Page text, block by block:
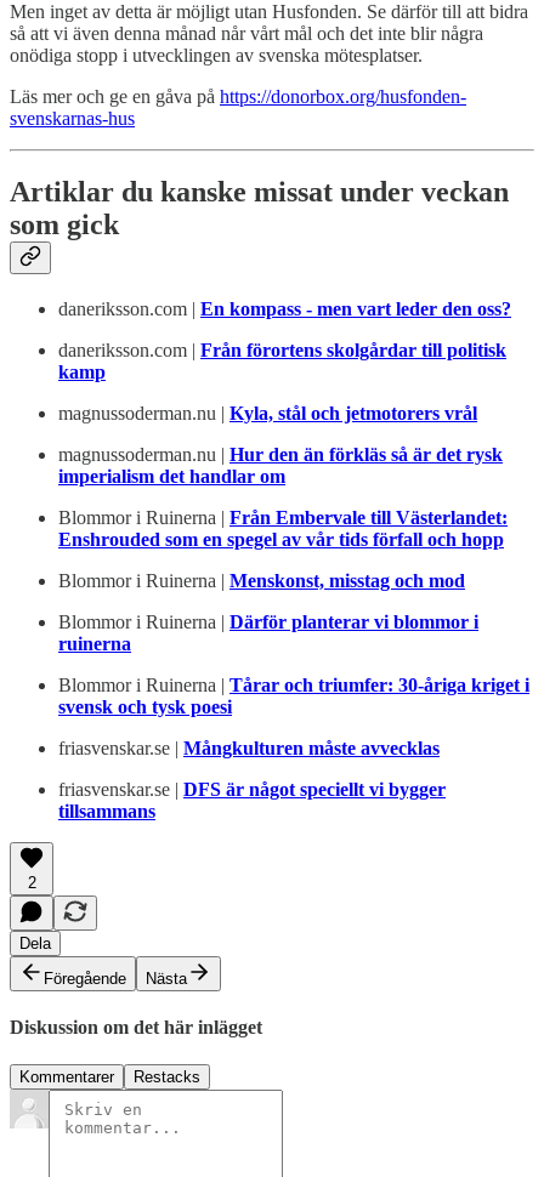
Men inget av detta är möjligt utan Husfonden. Se därför till att bidra
så att vi även denna månad når vårt mål och det inte blir några
onödiga stopp i utvecklingen av svenska mötesplatser.
Läs mer och ge en gåva på https://donorbox.org/husfonden-
svenskarnas-hus
Artiklar du kanske missat under veckan
som gick
daneriksson.com | En kompass - men vart leder den oss?
daneriksson.com | Från förortens skolgårdar till politisk
kamp
magnussoderman.nu | Kyla, stål och jetmotorers vrål
magnussoderman.nu | Hur den än förkläs så är det rysk
imperialism det handlar om
Blommor i Ruinerna | Från Embervale till Västerlandet:
Enshrouded som en spegel av vår tids förfall och hopp
Blommor i Ruinerna | Menskonst, misstag och mod
Blommor i Ruinerna | Därför planterar vi blommor i
ruinerna
Blommor i Ruinerna | Tårar och triumfer: 30-åriga kriget i
svensk och tysk poesi
friasvenskar.se | Mångkulturen måste avvecklas
friasvenskar.se | DFS är något speciellt vi bygger
tillsammans
2
Dela
Föregående
Nästa
Diskussion om det här inlägget
Kommentarer Restacks